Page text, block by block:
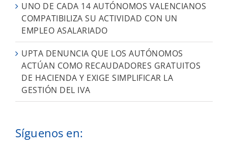
UNO DE CADA 14 AUTÓNOMOS VALENCIANOS
COMPATIBILIZA SU ACTIVIDAD CON UN
EMPLEO ASALARIADO
UPTA DENUNCIA QUE LOS AUTÓNOMOS
ACTÚAN COMO RECAUDADORES GRATUITOS
DE HACIENDA Y EXIGE SIMPLIFICAR LA
GESTIÓN DEL IVA
Síguenos en: